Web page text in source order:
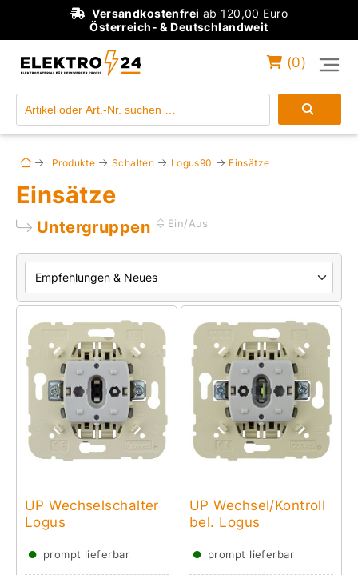
Versandkostenfrei ab 120,00 Euro
Österreich- & Deutschlandweit
Einloggen
(0)
Produkte Schalten Logus90 Einsätze
Einsätze
Untergruppen Ein/Aus
UP Wechselschalter
Logus
● prompt lieferbar
UP Wechsel/Kontroll
bel. Logus
● prompt lieferbar